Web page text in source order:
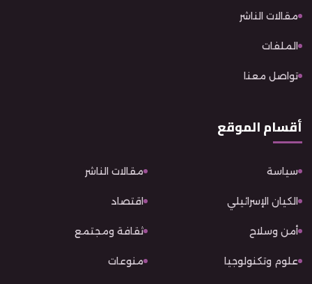
مقالات الناشر
الملفات
تواصل معنا
أقسام الموقع
سياسة مقالات الناشر
الكيان الإسرائيلي اقتصاد
أمن وسلاح ثقافة ومجتمع
علوم وتكنولوجيا منوعات